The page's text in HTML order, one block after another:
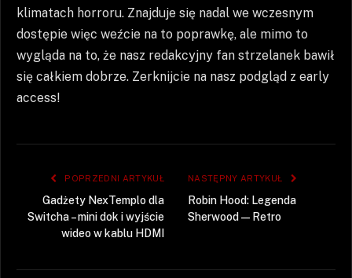
klimatach horroru. Znajduje się nadal we wczesnym
dostępie więc weźcie na to poprawkę, ale mimo to
wygląda na to, że nasz redakcyjny fan strzelanek bawił
się całkiem dobrze. Zerknijcie na nasz podgląd z early
access!
POPRZEDNI ARTYKUŁ
Gadżety NexTemplo dla
Switcha – mini dok i wyjście
wideo w kablu HDMI
NASTĘPNY ARTYKUŁ
Robin Hood: Legenda
Sherwood — Retro